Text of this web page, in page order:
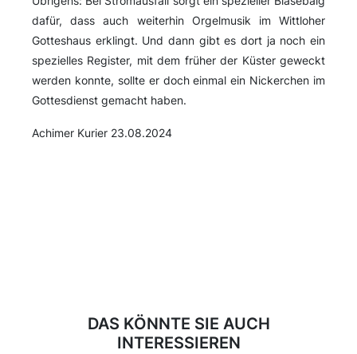
dafür, dass auch weiterhin Orgelmusik im Wittloher
Gotteshaus erklingt. Und dann gibt es dort ja noch ein
spezielles Register, mit dem früher der Küster geweckt
werden konnte, sollte er doch einmal ein Nickerchen im
Gottesdienst gemacht haben.
Achimer Kurier 23.08.2024
DAS KÖNNTE SIE AUCH
INTERESSIEREN